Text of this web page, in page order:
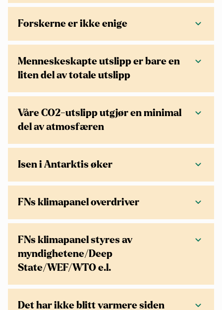
Forskerne er ikke enige
Menneskeskapte utslipp er bare en
liten del av totale utslipp
Våre CO2-utslipp utgjør en minimal
del av atmosfæren
Isen i Antarktis øker
FNs klimapanel overdriver
FNs klimapanel styres av
myndighetene/Deep
State/WEF/WTO e.l.
Det har ikke blitt varmere siden